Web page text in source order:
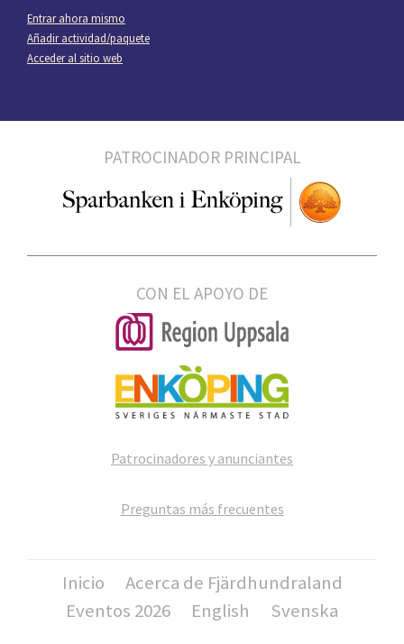
Entrar ahora mismo
Añadir actividad/paquete
Acceder al sitio web
PATROCINADOR PRINCIPAL
CON EL APOYO DE
Patrocinadores y anunciantes
Preguntas más frecuentes
Inicio
Acerca de Fjärdhundraland
Eventos 2026
English Svenska